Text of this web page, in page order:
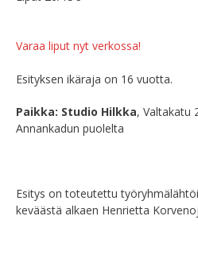
Varaa liput nyt verkossa!
Esityksen ikäraja on 16 vuotta.
Paikka: Studio Hilkka, Valtakatu
Annankadun puolelta
Esitys on toteutettu
keväästä alkaen Henrietta